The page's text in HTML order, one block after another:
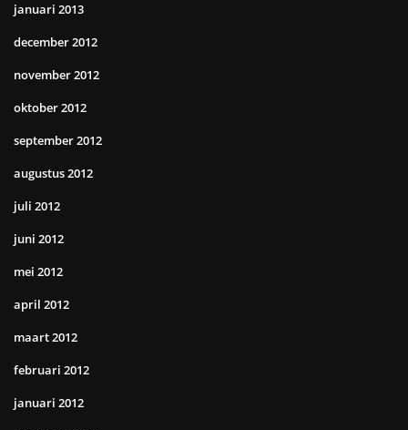
januari 2013
december 2012
november 2012
oktober 2012
september 2012
augustus 2012
juli 2012
juni 2012
mei 2012
april 2012
maart 2012
februari 2012
januari 2012